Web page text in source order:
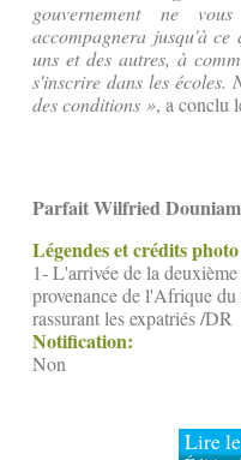
gouvernement ne
accompagnera jusqu'à
uns et des autres, à
s'inscrire dans les écoles.
des conditions », a conclu
Parfait Wilfried
Légendes et crédits
1- L'arrivée de la
provenance de l'Afrique
rassurant les expatriés /DR
Notification:
Non
Lire